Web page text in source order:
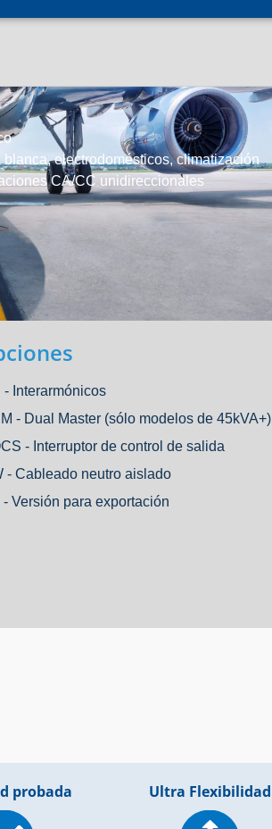
blanca, electrodomésticos, climatización
CA/CC unidireccionales
- Interarmónicos
- Dual Master (sólo modelos de 45kVA+)
- Interruptor de control de salida
- Cableado neutro aislado
- Versión para exportación
probada Ultra Flexibilidad